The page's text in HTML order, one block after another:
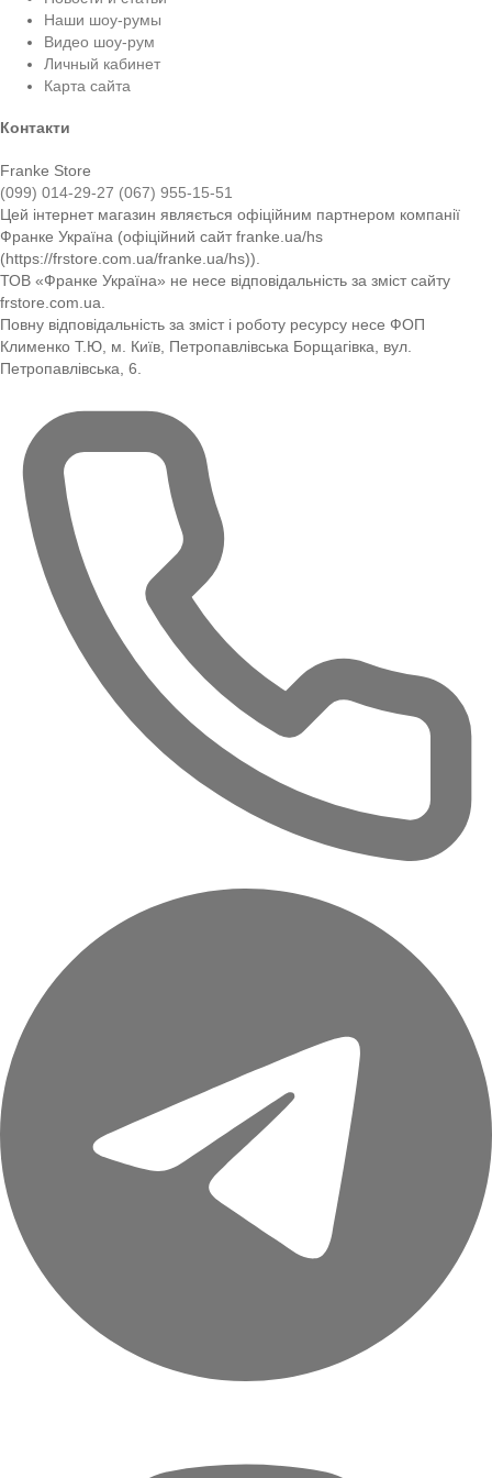
Наши шоу-румы
Видео шоу-рум
Личный кабинет
Карта сайта
Контакти
Franke Store
(099) 014-29-27 (067) 955-15-51
Цей інтернет магазин являється офіційним партнером компанії
Франке Україна (офіційний сайт franke.ua/hs
(https://frstore.com.ua/franke.ua/hs)).
ТОВ «Франке Україна» не несе відповідальність за зміст сайту
frstore.com.ua.
Повну відповідальність за зміст і роботу ресурсу несе ФОП
Клименко Т.Ю, м. Київ, Петропавлівська Борщагівка, вул.
Петропавлівська, 6.